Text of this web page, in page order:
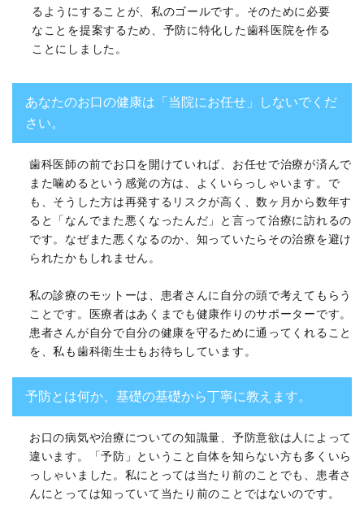
るようにすることが、私のゴールです。そのために必要
なことを提案するため、予防に特化した歯科医院を作る
ことにしました。
あなたのお口の健康は「当院にお任せ」しないでくだ
さい。
歯科医師の前でお口を開けていれば、お任せで治療が済んで
また噛めるという感覚の方は、よくいらっしゃいます。で
も、そうした方は再発するリスクが高く、数ヶ月から数年す
ると「なんでまた悪くなったんだ」と言って治療に訪れるの
です。なぜまた悪くなるのか、知っていたらその治療を避け
られたかもしれません。
私の診療のモットーは、患者さんに自分の頭で考えてもらう
ことです。医療者はあくまでも健康作りのサポーターです。
患者さんが自分で自分の健康を守るために通ってくれること
を、私も歯科衛生士もお待ちしています。
予防とは何か、基礎の基礎から丁寧に教えます。
お口の病気や治療についての知識量、予防意欲は人によって
違います。「予防」ということ自体を知らない方も多くいら
っしゃいました。私にとっては当たり前のことでも、患者さ
んにとっては知っていて当たり前のことではないのです。